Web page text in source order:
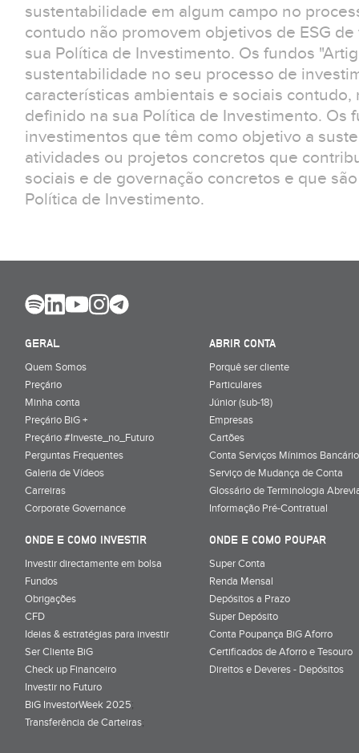
sustentabilidade em algum campo no
contudo não promovem objetivos de ESG
sua Política de Investimento. Os fundos
sustentabilidade no seu processo de
características ambientais e sociais
definido na sua Política de Investimento. Os
investimentos que têm como objetivo a
atividades ou projetos concretos que
sociais e de governação concretos e que
Política de Investimento.
GERAL
Quem Somos
Preçário
Minha conta
Preçário BiG +
Preçário #Investe_no_Futuro
Perguntas Frequentes
Galeria de Vídeos
Carreiras
Corporate Governance
ABRIR CONTA
Porquê ser cliente
Particulares
Júnior (sub-18)
Empresas
Cartões
Conta Serviços Mínimos
Serviço de Mudança de Conta
Glossário de Terminologia
Informação Pré-Contratual
ONDE E COMO INVESTIR
Investir directamente em bolsa
Fundos
Obrigações
CFD
Ideias & estratégias para investir
Ser Cliente BiG
Check up Financeiro
Investir no Futuro
BiG InvestorWeek 2025;
Transferência de Carteiras;
ONDE E COMO POUPAR
Super Conta
Renda Mensal
Depósitos a Prazo
Super Depósito
Conta Poupança BiG Aforro
Certificados de Aforro e Tesouro
Direitos e Deveres - Depósitos